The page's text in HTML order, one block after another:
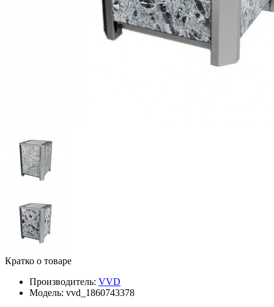
Кратко о товаре
Производитель: VVD
Модель: vvd_1860743378